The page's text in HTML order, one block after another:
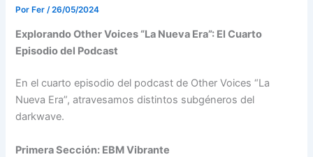
PorFer/26/05/2024
Explorando Other Voices “La Nueva Era”: El Cuarto
Episodio del Podcast
En el cuarto episodio del podcast de Other Voices “La
Nueva Era”, atravesamos distintos subgéneros del
darkwave.
Primera Sección: EBM Vibrante